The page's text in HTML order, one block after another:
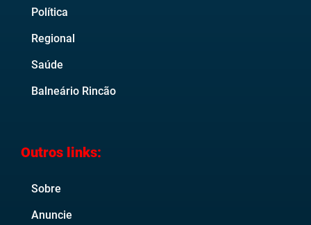
Política
Regional
Saúde
Balneário Rincão
Outros links:
Sobre
Anuncie